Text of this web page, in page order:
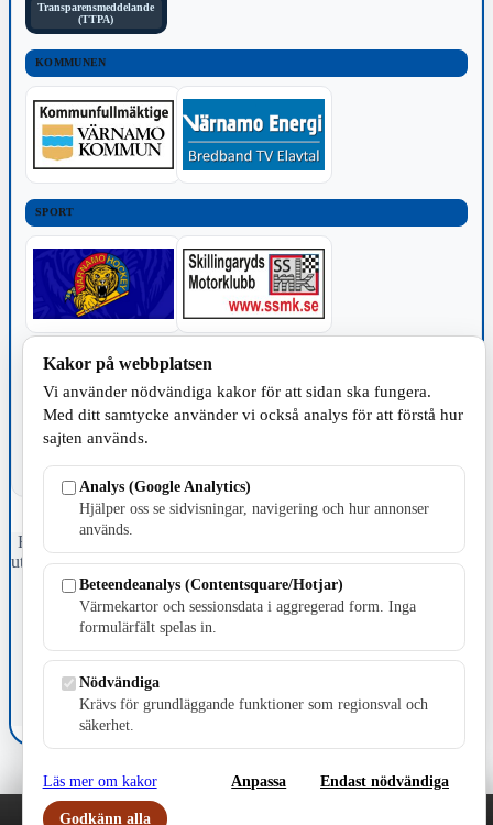
Transparensmeddelande
(TTPA)
KOMMUNEN
SPORT
TILLVERKNING
Fristående webbtidningsföretag grundat 1991 som sedan 2002 ger
ut tidningen Skillingaryd.nu och 2010 lanserades Värnamo.nu. Från
april 2026 omfattar Skillingaryd.nu tre kommuner: Gnosjö,
Värnamo och Vaggeryds kommun.
Kontakta oss
E-post: redaktionen@skillingaryd.nu
Postadress: Gisslaköp 1, 568 92 Skillingaryd
Kakinställningar
Kakor på webbplatsen
Vi använder nödvändiga kakor för att sidan ska fungera.
Med ditt samtycke använder vi också analys för att förstå hur
sajten används.
Analys (Google Analytics)
Hjälper oss se sidvisningar, navigering och hur annonser
används.
Beteendeanalys (Contentsquare/Hotjar)
Värmekartor och sessionsdata i aggregerad form. Inga
formulärfält spelas in.
Nödvändiga
Krävs för grundläggande funktioner som regionsval och
säkerhet.
Läs mer om kakor Anpassa Endast nödvändiga
Godkänn alla